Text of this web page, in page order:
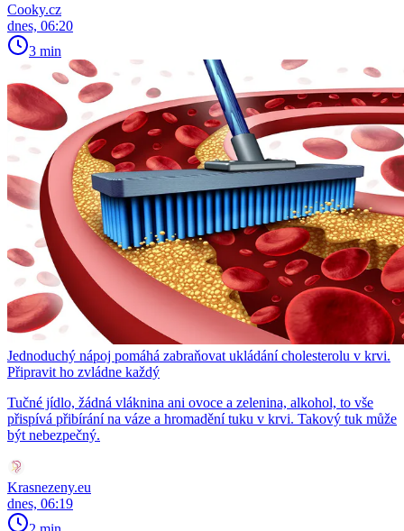
Cooky.cz
dnes, 06:20
3 min
Jednoduchý nápoj pomáhá zabraňovat ukládání cholesterolu v krvi.
Připravit ho zvládne každý
Tučné jídlo, žádná vláknina ani ovoce a zelenina, alkohol, to vše
přispívá přibírání na váze a hromadění tuku v krvi. Takový tuk může
být nebezpečný.
Krasnezeny.eu
dnes, 06:19